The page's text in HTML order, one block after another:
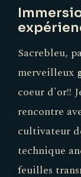
Sacrebleu,
merveilleux
coeur d'or!!
rencontre
cultivateur
technique
feuilles